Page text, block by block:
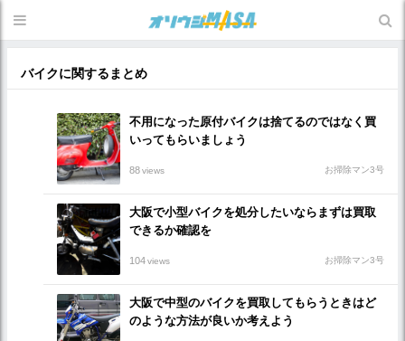
バイクに関するまとめ
不用になった原付バイクは捨てるのではなく買
いってもらいましょう
88views お掃除マン3号
大阪で小型バイクを処分したいならまずは買取
できるか確認を
104views お掃除マン3号
大阪で中型のバイクを買取してもらうときはど
のような方法が良いか考えよう